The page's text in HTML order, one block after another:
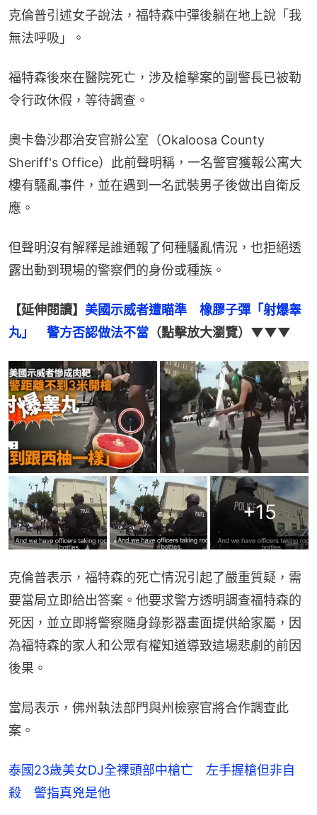
克倫普引述女子說法，福特森中彈後躺在地上說「我
無法呼吸」。
福特森後來在醫院死亡，涉及槍擊案的副警長已被勒
令行政休假，等待調查。
奧卡魯沙郡治安官辦公室（Okaloosa County
Sheriff's Office）此前聲明稱，一名警官獲報公寓大
樓有騷亂事件，並在遇到一名武裝男子後做出自衛反
應。
但聲明沒有解釋是誰通報了何種騷亂情況，也拒絕透
露出動到現場的警察們的身份或種族。
【延伸閱讀】 美國示威者遭瞄準　橡膠子彈「射爆睾
丸」　警方否認做法不當 （點擊放大瀏覽）▼▼▼
+15
克倫普表示，福特森的死亡情況引起了嚴重質疑，需
要當局立即給出答案。他要求警方透明調查福特森的
死因，並立即將警察隨身錄影器畫面提供給家屬，因
為福特森的家人和公眾有權知道導致這場悲劇的前因
後果。
當局表示，佛州執法部門與州檢察官將合作調查此
案。
泰國23歲美女DJ全裸頭部中槍亡 左手握槍但非自
殺 警指真兇是他